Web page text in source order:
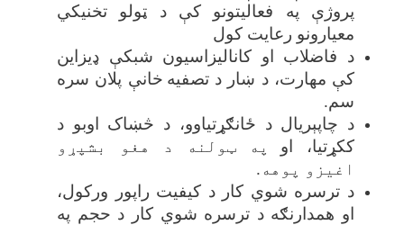
پروژې په فعالیتونو کې د ټولو تخنیکي
معیارونو رعایت کول
د فاضلاب او کانالیزاسیون شبکې ډیزاین
کې مهارت، د ښار د تصفیه ‌خانې پلان سره
سم.
د چاپېریال د ځانګړتیاوو، د څښاک اوبو د
ککړتیا، او
په ټولنه د هغو بشپړو
اغیزو پوهه.
د ترسره شوي کار د کیفیت راپور ورکول،
او همدارنګه د ترسره شوي کار د حجم په